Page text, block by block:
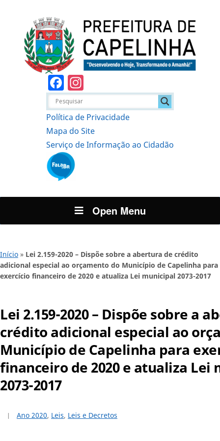
Facebook
Política de Privacidade
Mapa do Site
Serviço de Informação ao Cidadão
Open Menu
Início » Lei 2.159-2020 – Dispõe sobre a abertura de crédito
adicional especial ao orçamento do Município de Capelinha para
exercício financeiro de 2020 e atualiza Lei municipal 2073-2017
Lei 2.159-2020 – Dispõe sobre a
crédito adicional especial ao
Município de Capelinha para
financeiro de 2020 e atualiza Lei
2073-2017
Ano 2020, Leis, Leis e Decretos